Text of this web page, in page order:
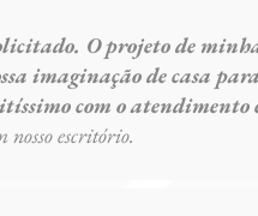
O projeto de
imaginação de casa
com o atendimento
escritório.